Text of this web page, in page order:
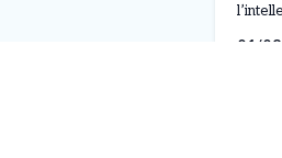
01/